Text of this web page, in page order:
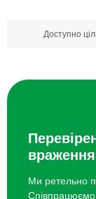
Доступно
враження
Ми ретельно
Співпрацюємо